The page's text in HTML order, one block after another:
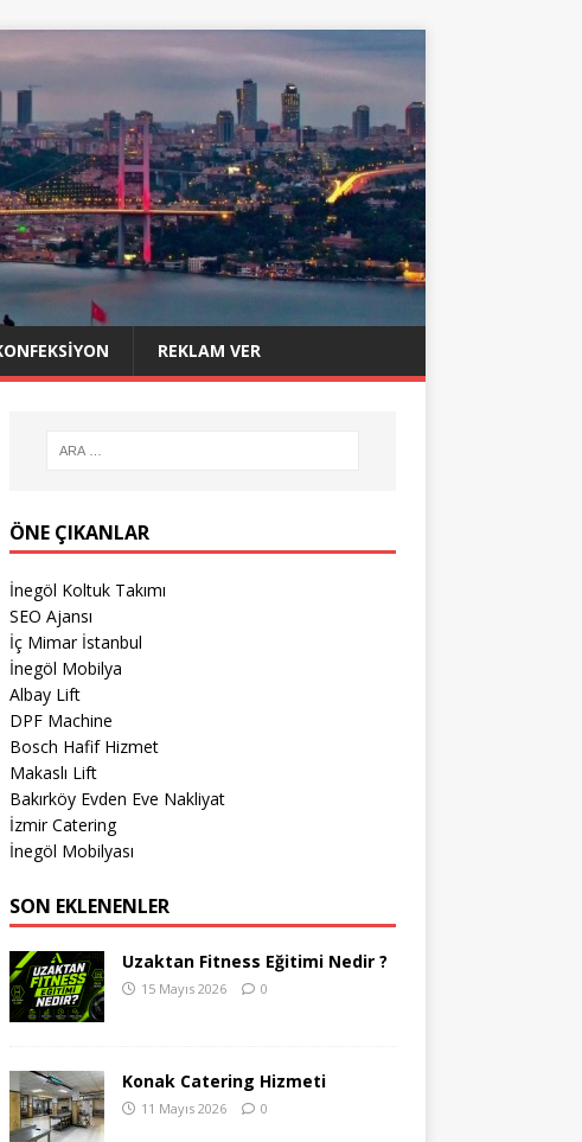
REKLAM VER
ÖNE ÇIKANLAR
İnegöl Koltuk Takımı
SEO Ajansı
İç Mimar İstanbul
İnegöl Mobilya
Albay Lift
DPF Machine
Bosch Hafif Hizmet
Makaslı Lift
Bakırköy Evden Eve Nakliyat
İzmir Catering
İnegöl Mobilyası
SON EKLENENLER
Uzaktan Fitness Eğitimi Nedir ?
15 Mayıs 2026 0
Konak Catering Hizmeti
11 Mayıs 2026 0